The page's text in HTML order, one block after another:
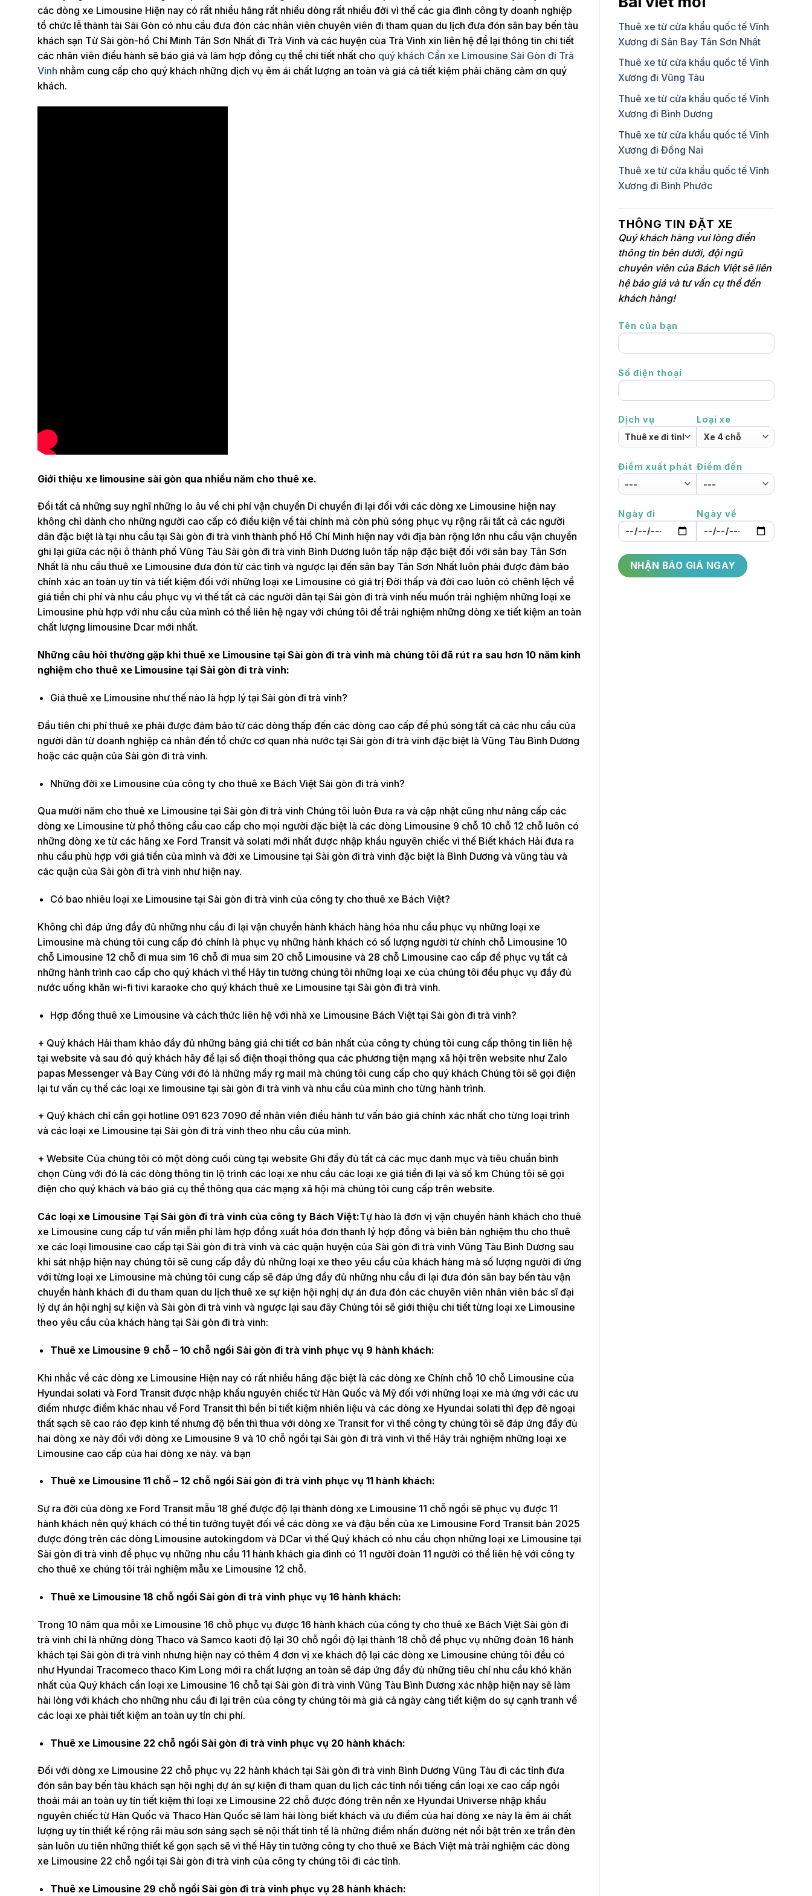
các dòng xe Limousine Hiện nay có rất nhiều hãng rất nhiều dòng rất nhiều đời vì thế các gia đình công ty doanh nghiệp
tổ chức lễ thành tài Sài Gòn có nhu cầu đưa đón các nhân viên chuyên viên đi tham quan du lịch đưa đón sân bay bến tàu
khách sạn Từ Sài gòn-hồ Chí Minh Tân Sơn Nhất đi Trà Vinh và các huyện của Trà Vinh xin liên hệ để lại thông tin chi tiết
các nhân viên điều hành sẽ báo giá và làm hợp đồng cụ thể chi tiết nhất cho quý khách Cần xe Limousine Sài Gòn đi Trà
Vinh nhằm cung cấp cho quý khách những dịch vụ êm ái chất lượng an toàn và giá cả tiết kiệm phải chăng cảm ơn quý
khách.
Giới thiệu xe limousine sài gòn qua nhiều năm cho thuê xe.
Đổi tất cả những suy nghĩ những lo âu về chi phí vận chuyển Di chuyển đi lại đối với các dòng xe Limousine hiện nay
không chỉ dành cho những người cao cấp có điều kiện về tài chính mà còn phủ sóng phục vụ rộng rãi tất cả các người
dân đặc biệt là tại nhu cầu tại Sài gòn đi trà vinh thành phố Hồ Chí Minh hiện nay với địa bàn rộng lớn nhu cầu vận chuyển
ghi lại giữa các nội ô thành phố Vũng Tàu Sài gòn đi trà vinh Bình Dương luôn tấp nập đặc biệt đối với sân bay Tân Sơn
Nhất là nhu cầu thuê xe Limousine đưa đón từ các tỉnh và ngược lại đến sân bay Tân Sơn Nhất luôn phải được đảm bảo
chính xác an toàn uy tín và tiết kiệm đối với những loại xe Limousine có giá trị Đời thấp và đời cao luôn có chênh lệch về
giá tiền chi phí và nhu cầu phục vụ vì thế tất cả các người dân tại Sài gòn đi trà vinh nếu muốn trải nghiệm những loại xe
Limousine phù hợp với nhu cầu của mình có thể liên hệ ngay với chúng tôi để trải nghiệm những dòng xe tiết kiệm an toàn
chất lượng limousine Dcar mới nhất.
Những câu hỏi thường gặp khi thuê xe Limousine tại Sài gòn đi trà vinh mà chúng tôi đã rút ra sau hơn 10 năm kinh
nghiệm cho thuê xe Limousine tại Sài gòn đi trà vinh:
Giá thuê xe Limousine như thế nào là hợp lý tại Sài gòn đi trà vinh?
Đầu tiên chi phí thuê xe phải được đảm bảo từ các dòng thấp đến các dòng cao cấp để phủ sóng tất cả các nhu cầu của
người dân từ doanh nghiệp cá nhân đến tổ chức cơ quan nhà nước tại Sài gòn đi trà vinh đặc biệt là Vũng Tàu Bình Dương
hoặc các quận của Sài gòn đi trà vinh.
Những đời xe Limousine của công ty cho thuê xe Bách Việt Sài gòn đi trà vinh?
Qua mười năm cho thuê xe Limousine tại Sài gòn đi trà vinh Chúng tôi luôn Đưa ra và cập nhật cũng như nâng cấp các
dòng xe Limousine từ phổ thông cầu cao cấp cho mọi người đặc biệt là các dòng Limousine 9 chỗ 10 chỗ 12 chỗ luôn có
những dòng xe từ các hãng xe Ford Transit và solati mới nhất được nhập khẩu nguyên chiếc vì thế Biết khách Hải đưa ra
nhu cầu phù hợp với giá tiền của mình và đời xe Limousine tại Sài gòn đi trà vinh đặc biệt là Bình Dương và vũng tàu và
các quận của Sài gòn đi trà vinh như hiện nay.
Có bao nhiêu loại xe Limousine tại Sài gòn đi trà vinh của công ty cho thuê xe Bách Việt?
Không chỉ đáp ứng đầy đủ những nhu cầu đi lại vận chuyển hành khách hàng hóa nhu cầu phục vụ những loại xe
Limousine mà chúng tôi cung cấp đó chính là phục vụ những hành khách có số lượng người từ chính chỗ Limousine 10
chỗ Limousine 12 chỗ đi mua sim 16 chỗ đi mua sim 20 chỗ Limousine và 28 chỗ Limousine cao cấp để phục vụ tất cả
những hành trình cao cấp cho quý khách vì thế Hãy tin tưởng chúng tôi những loại xe của chúng tôi đều phục vụ đầy đủ
nước uống khăn wi-fi tivi karaoke cho quý khách thuê xe Limousine tại Sài gòn đi trà vinh.
Hợp đồng thuê xe Limousine và cách thức liên hệ với nhà xe Limousine Bách Việt tại Sài gòn đi trà vinh?
+ Quý khách Hải tham khảo đầy đủ những bảng giá chi tiết cơ bản nhất của công ty chúng tôi cung cấp thông tin liên hệ
tại website và sau đó quý khách hãy để lại số điện thoại thông qua các phương tiện mạng xã hội trên website như Zalo
papas Messenger và Bay Cùng với đó là những mấy rg mail mà chúng tôi cung cấp cho quý khách Chúng tôi sẽ gọi điện
lại tư vấn cụ thể các loại xe limousine tại sài gòn đi trà vinh và nhu cầu của mình cho từng hành trình.
+ Quý khách chỉ cần gọi hotline 091 623 7090 để nhân viên điều hành tư vấn báo giá chính xác nhất cho từng loại trình
và các loại xe Limousine tại Sài gòn đi trà vinh theo nhu cầu của mình.
+ Website Của chúng tôi có một dòng cuối cùng tại website Ghi đầy đủ tất cả các mục danh mục và tiêu chuẩn bình
chọn Cùng với đó là các dòng thông tin lộ trình các loại xe nhu cầu các loại xe giá tiền đi lại và số km Chúng tôi sẽ gọi
điện cho quý khách và báo giá cụ thể thông qua các mạng xã hội mà chúng tôi cung cấp trên website.
Các loại xe Limousine Tại Sài gòn đi trà vinh của công ty Bách Việt:Tự hào là đơn vị vận chuyển hành khách cho thuê
xe Limousine cung cấp tư vấn miễn phí làm hợp đồng xuất hóa đơn thanh lý hợp đồng và biên bản nghiệm thu cho thuê
xe các loại limousine cao cấp tại Sài gòn đi trà vinh và các quận huyện của Sài gòn đi trà vinh Vũng Tàu Bình Dương sau
khi sát nhập hiện nay chúng tôi sẽ cung cấp đầy đủ những loại xe theo yêu cầu của khách hàng mà số lượng người đi ứng
với từng loại xe Limousine mà chúng tôi cung cấp sẽ đáp ứng đầy đủ những nhu cầu đi lại đưa đón sân bay bến tàu vận
chuyển hành khách đi du tham quan du lịch thuê xe sự kiện hội nghị dự án đưa đón các chuyên viên nhân viên bác sĩ đại
lý dự án hội nghị sự kiện và Sài gòn đi trà vinh và ngược lại sau đây Chúng tôi sẽ giới thiệu chi tiết từng loại xe Limousine
theo yêu cầu của khách hàng tại Sài gòn đi trà vinh:
Thuê xe Limousine 9 chỗ – 10 chỗ ngồi Sài gòn đi trà vinh phục vụ 9 hành khách:
Khi nhắc về các dòng xe Limousine Hiện nay có rất nhiều hãng đặc biệt là các dòng xe Chính chỗ 10 chỗ Limousine của
Hyundai solati và Ford Transit được nhập khẩu nguyên chiếc từ Hàn Quốc và Mỹ đối với những loại xe mà ứng với các ưu
điểm nhược điểm khác nhau về Ford Transit thì bền bỉ tiết kiệm nhiên liệu và các dòng xe Hyundai solati thì đẹp đẽ ngoại
thất sạch sẽ cao ráo đẹp kinh tế nhưng độ bền thì thua với dòng xe Transit for vì thế công ty chúng tôi sẽ đáp ứng đầy đủ
hai dòng xe này đối với dòng xe Limousine 9 và 10 chỗ ngồi tại Sài gòn đi trà vinh vì thế Hãy trải nghiệm những loại xe
Limousine cao cấp của hai dòng xe này. và bạn
Thuê xe Limousine 11 chỗ – 12 chỗ ngồi Sài gòn đi trà vinh phục vụ 11 hành khách:
Sự ra đời của dòng xe Ford Transit mẫu 18 ghế được độ lại thành dòng xe Limousine 11 chỗ ngồi sẽ phục vụ được 11
hành khách nên quý khách có thể tin tưởng tuyệt đối về các dòng xe và đậu bền của xe Limousine Ford Transit bản 2025
được đóng trên các dòng Limousine autokingdom và DCar vì thế Quý khách có nhu cầu chọn những loại xe Limousine tại
Sài gòn đi trà vinh để phục vụ những nhu cầu 11 hành khách gia đình có 11 người đoàn 11 người có thể liên hệ với công ty
cho thuê xe chúng tôi trải nghiệm mẫu xe Limousine 12 chỗ.
Thuê xe Limousine 18 chỗ ngồi Sài gòn đi trà vinh phục vụ 16 hành khách:
Trong 10 năm qua mỗi xe Limousine 16 chỗ phục vụ được 16 hành khách của công ty cho thuê xe Bách Việt Sài gòn đi
trà vinh chỉ là những dòng Thaco và Samco kaoti độ lại 30 chỗ ngồi độ lại thành 18 chỗ để phục vụ những đoàn 16 hành
khách tại Sài gòn đi trà vinh nhưng hiện nay có thêm 4 đơn vị xe khách độ lại các dòng xe Limousine chúng tôi đều có
như Hyundai Tracomeco thaco Kim Long mới ra chất lượng an toàn sẽ đáp ứng đầy đủ những tiêu chí nhu cầu khó khăn
nhất của Quý khách cần loại xe Limousine 16 chỗ tại Sài gòn đi trà vinh Vũng Tàu Bình Dương xác nhập hiện nay sẽ làm
hài lòng với khách cho những nhu cầu đi lại trên của công ty chúng tôi mà giá cả ngày càng tiết kiệm do sự cạnh tranh về
các loại xe phải tiết kiệm an toàn uy tín chi phí.
Thuê xe Limousine 22 chỗ ngồi Sài gòn đi trà vinh phục vụ 20 hành khách:
Đối với dòng xe Limousine 22 chỗ phục vụ 22 hành khách tại Sài gòn đi trà vinh Bình Dương Vũng Tàu đi các tỉnh đưa
đón sân bay bến tàu khách sạn hội nghị dự án sự kiện đi tham quan du lịch các tỉnh nổi tiếng cần loại xe cao cấp ngồi
thoải mái an toàn uy tín tiết kiệm thì loại xe Limousine 22 chỗ được đóng trên nền xe Hyundai Universe nhập khẩu
nguyên chiếc từ Hàn Quốc và Thaco Hàn Quốc sẽ làm hài lòng biết khách và ưu điểm của hai dòng xe này là êm ái chất
lượng uy tín thiết kế rộng rãi màu sơn sáng sạch sẽ nội thất tinh tế là những điểm nhấn đường nét nổi bật trên xe trần đèn
sàn luôn ưu tiên những thiết kế gọn sạch sẽ vì thế Hãy tin tưởng công ty cho thuê xe Bách Việt mà trải nghiệm các dòng
xe Limousine 22 chỗ ngồi tại Sài gòn đi trà vinh của công ty chúng tôi đi các tỉnh.
Thuê xe Limousine 29 chỗ ngồi Sài gòn đi trà vinh phục vụ 28 hành khách:
Thuê xe từ cửa khẩu quốc tế Vĩnh
Xương đi Sân Bay Tân Sơn Nhất
Thuê xe từ cửa khẩu quốc tế Vĩnh
Xương đi Vũng Tàu
Thuê xe từ cửa khẩu quốc tế Vĩnh
Xương đi Bình Dương
Thuê xe từ cửa khẩu quốc tế Vĩnh
Xương đi Đồng Nai
Thuê xe từ cửa khẩu quốc tế Vĩnh
Xương đi Bình Phước
THÔNG TIN ĐẶT XE
Quý khách hàng vui lòng điền
thông tin bên dưới, đội ngũ
chuyên viên của Bách Việt sẽ liên
hệ báo giá và tư vấn cụ thể đến
khách hàng!
Tên của bạn
Số điện thoại
Dịch vụ Loại xe
Điểm xuất phát Điểm đến
Ngày đi Ngày về